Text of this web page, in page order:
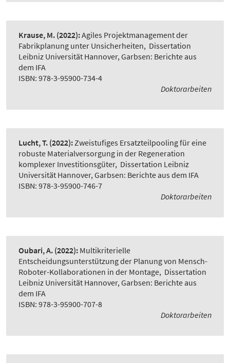
Krause, M. (2022):Agiles Projektmanagement der
Fabrikplanung unter Unsicherheiten, Dissertation
Leibniz Universität Hannover, Garbsen: Berichte aus
dem IFA
ISBN: 978-3-95900-734-4
Doktorarbeiten
Lucht, T. (2022):Zweistufiges Ersatzteilpooling für eine
robuste Materialversorgung in der Regeneration
komplexer Investitionsgüter, Dissertation Leibniz
Universität Hannover, Garbsen: Berichte aus dem IFA
ISBN: 978-3-95900-746-7
Doktorarbeiten
Oubari, A. (2022): Multikriterielle
Entscheidungsunterstützung der Planung von Mensch-
Roboter-Kollaborationen in der Montage, Dissertation
Leibniz Universität Hannover, Garbsen: Berichte aus
dem IFA
ISBN: 978-3-95900-707-8
Doktorarbeiten